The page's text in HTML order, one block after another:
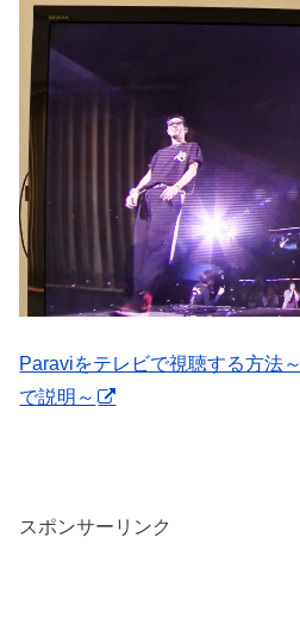
Paraviをテレビで視聴する方法
で説明～
スポンサーリンク